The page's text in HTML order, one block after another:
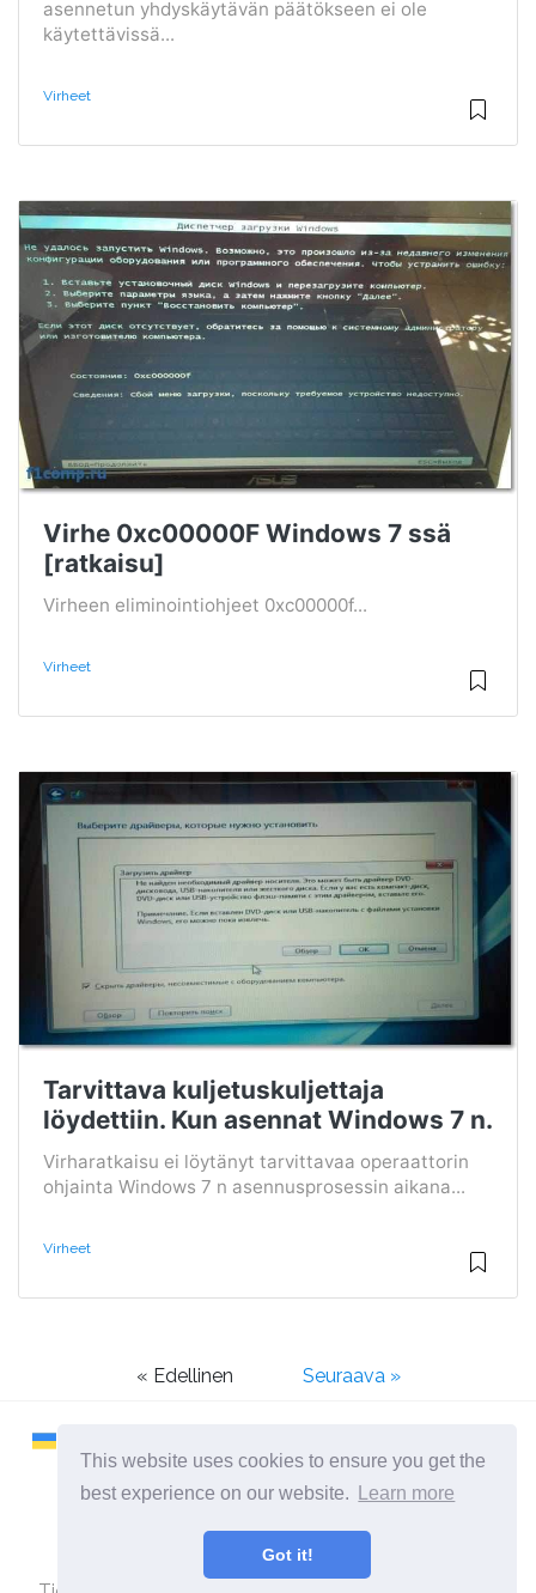
This website uses cookies to ensure you get the
best experience on our website.
Learn more
Got it!
asennetun yhdyskäytävän päätökseen ei ole
käytettävissä...
Virheet
Virhe 0xc00000F Windows 7 ssä
[ratkaisu]
Virheen eliminointiohjeet 0xc00000f...
Virheet
Tarvittava kuljetuskuljettaja
löydettiin. Kun asennat Windows 7 n.
Virharatkaisu ei löytänyt tarvittavaa operaattorin
ohjainta Windows 7 n asennusprosessin aikana...
Virheet
« Edellinen Seuraava »
2026 ©Remontcompa
Kaikki kategoriat